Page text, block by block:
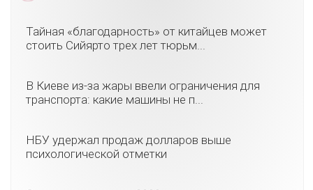
Тайная «благодарность» от китайцев может
стоить Сийярто трех лет тюрьм...
В Киеве из-за жары ввели ограничения для
транспорта: какие машины не п...
НБУ удержал продаж долларов выше
психологической отметки